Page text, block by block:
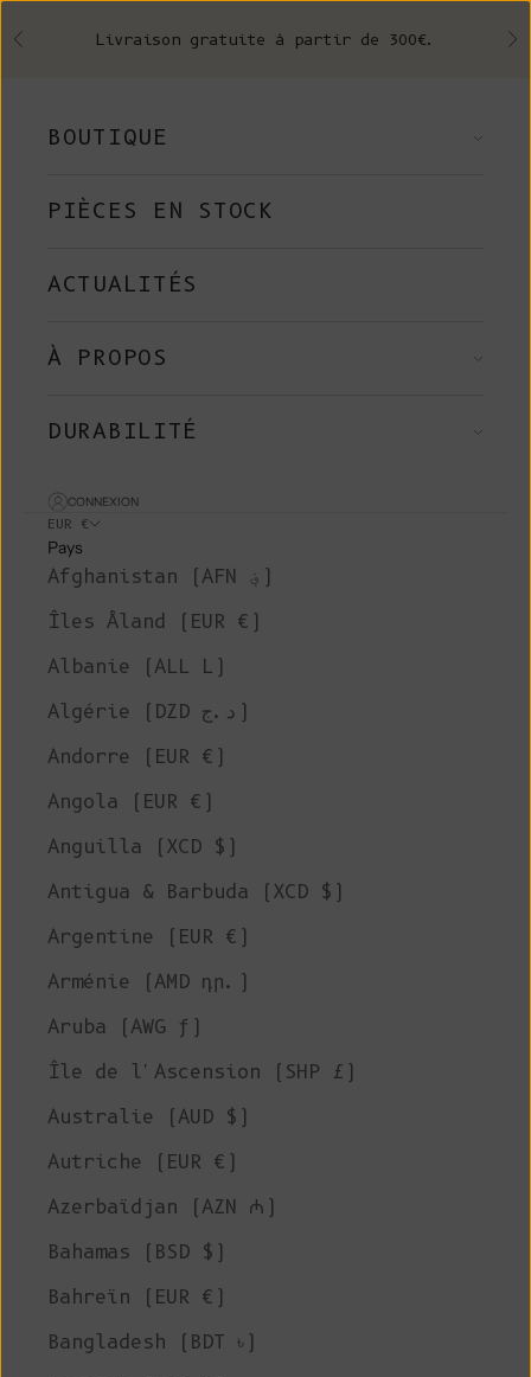
Précédent Livraison gratuite à partir de 300€.
BOUTIQUE
PIÈCES EN STOCK
ACTUALITÉS
À PROPOS
DURABILITÉ
CONNEXION
EUR €
Pays
Afghanistan (AFN ؋)
Îles Åland (EUR €)
Albanie (ALL L)
Algérie (DZD د.ج)
Andorre (EUR €)
Angola (EUR €)
Anguilla (XCD $)
Antigua & Barbuda (XCD $)
Argentine (EUR €)
Arménie (AMD դր.)
Aruba (AWG ƒ)
Île de l'Ascension (SHP £)
Australie (AUD $)
Autriche (EUR €)
Azerbaïdjan (AZN ₼)
Bahamas (BSD $)
Bahreïn (EUR €)
Bangladesh (BDT ৳)